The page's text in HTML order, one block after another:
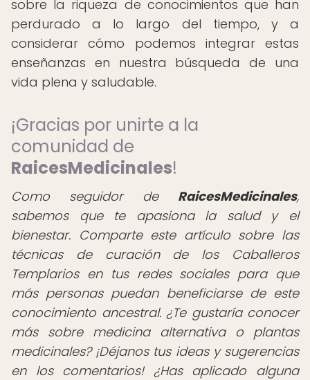
sobre la riqueza de conocimientos que han
perdurado a lo largo del tiempo, y a
considerar cómo podemos integrar estas
enseñanzas en nuestra búsqueda de una
vida plena y saludable.
¡Gracias por unirte a la
comunidad de
RaicesMedicinales!
Como seguidor de RaicesMedicinales,
sabemos que te apasiona la salud y el
bienestar. Comparte este artículo sobre las
técnicas de curación de los Caballeros
Templarios en tus redes sociales para que
más personas puedan beneficiarse de este
conocimiento ancestral. ¿Te gustaría conocer
más sobre medicina alternativa o plantas
medicinales? ¡Déjanos tus ideas y sugerencias
en los comentarios! ¿Has aplicado alguna